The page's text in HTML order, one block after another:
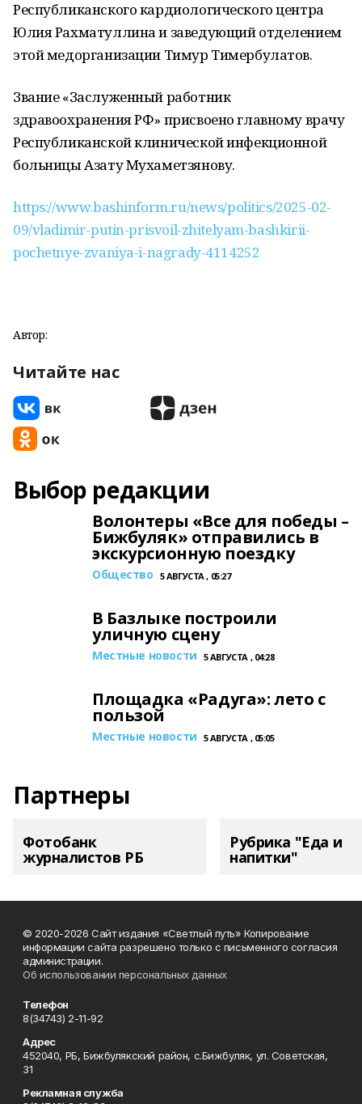
Республиканского кардиологического центра
Юлия Рахматуллина и заведующий отделением
этой медорганизации Тимур Тимербулатов.
Звание «Заслуженный работник
здравоохранения РФ» присвоено главному врачу
Республиканской клинической инфекционной
больницы Азату Мухаметзянову.
https://www.bashinform.ru/news/politics/2025-02-
09/vladimir-putin-prisvoil-zhitelyam-bashkirii-
pochetnye-zvaniya-i-nagrady-4114252
Автор:
Читайте нас
Выбор редакции
Волонтеры «Все для победы –
Бижбуляк» отправились в
экскурсионную поездку
Общество 5 АВГУСТА , 05:27
В Базлыке построили
уличную сцену
Местные новости 5 АВГУСТА , 04:28
Площадка «Радуга»: лето с
пользой
Местные новости 5 АВГУСТА , 05:05
Партнеры
Фотобанк
журналистов РБ
Рубрика "Еда и
напитки"
© 2020-2026 Сайт издания «Светлый путь» Копирование
информации сайта разрешено только с письменного согласия
администрации.
Об использовании персональных данных
Телефон
8(34743) 2-11-92
Адрес
452040, РБ, Бижбулякский район, с.Бижбуляк, ул. Советская,
31
Рекламная служба